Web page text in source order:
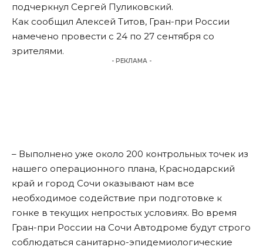
подчеркнул Сергей Пуликовский.
Как сообщил Алексей Титов, Гран-при России
намечено провести с 24 по 27 сентября со
зрителями.
- РЕКЛАМА -
– Выполнено уже около 200 контрольных точек из
нашего операционного плана, Краснодарский
край и город Сочи оказывают нам все
необходимое содействие при подготовке к
гонке в текущих непростых условиях. Во время
Гран-при России на Сочи Автодроме будут строго
соблюдаться санитарно-эпидемиологические